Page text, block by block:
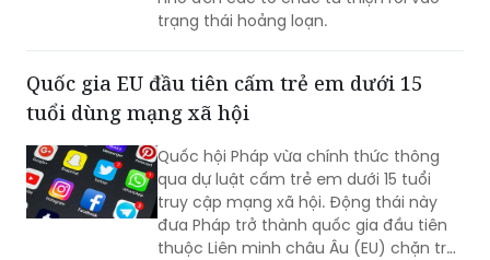
trạng thái hoảng loạn.
Quốc gia EU đầu tiên cấm trẻ em dưới 15
tuổi dùng mạng xã hội
Quốc hội Pháp vừa chính thức thông
qua dự luật cấm trẻ em dưới 15 tuổi
truy cập mạng xã hội. Động thái này
đưa Pháp trở thành quốc gia đầu tiên
thuộc Liên minh châu Âu (EU) chặn trẻ